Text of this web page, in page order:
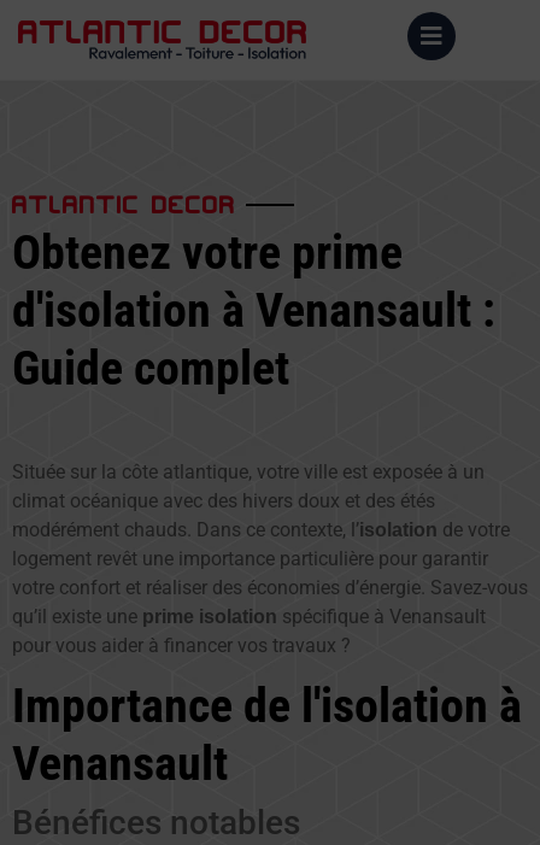
ATLANTIC DECOR
Obtenez votre prime
d'isolation à Venansault :
Guide complet
Située sur la côte atlantique, votre ville est exposée à un
climat océanique avec des hivers doux et des étés
modérément chauds. Dans ce contexte, l’isolation de votre
logement revêt une importance particulière pour garantir
votre confort et réaliser des économies d’énergie. Savez-vous
qu’il existe une prime isolation spécifique à Venansault
pour vous aider à financer vos travaux ?
Importance de l'isolation à
Venansault
Bénéfices notables